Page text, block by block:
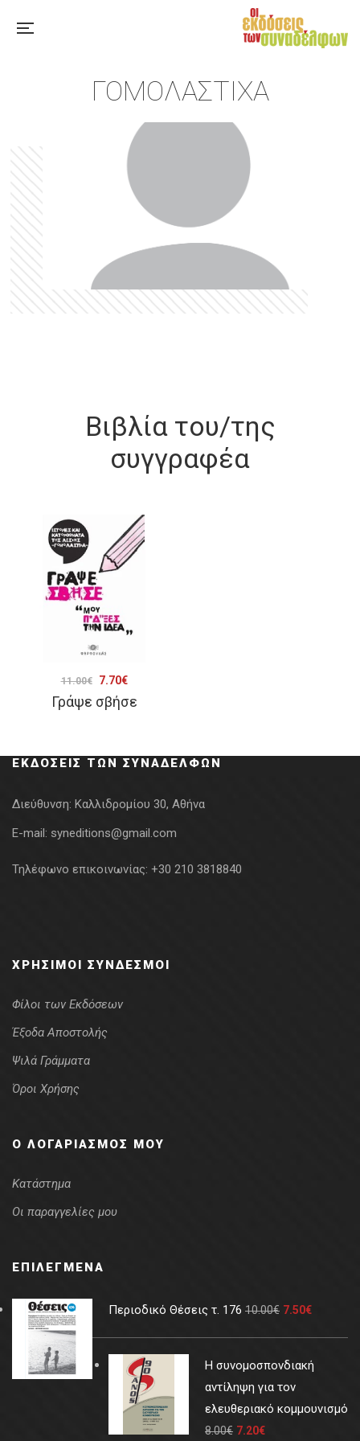
ΓΟΜΟΛΆΣΤΙΧΑ
Βιβλία του/της
συγγραφέα
Γράψε σβήσε
11.00€
Original
price
7.70€Η
τρέχουσα
7.70€.
ΕΚΔΌΣΕΙΣ ΤΩΝ ΣΥΝΑΔΈΛΦΩΝ
Διεύθυνση: Καλλιδρομίου 30, Αθήνα
E-mail: syneditions@gmail.com
Τηλέφωνο επικοινωνίας: +30 210 3818840
ΧΡΉΣΙΜΟΙ ΣΎΝΔΕΣΜΟΙ
Φίλοι των Εκδόσεων
Έξοδα Αποστολής
Ψιλά Γράμματα
Όροι Χρήσης
Ο ΛΟΓΑΡΙΑΣΜΌΣ ΜΟΥ
Κατάστημα
Οι παραγγελίες μου
ΕΠΙΛΕΓΜΈΝΑ
Περιοδικό Θέσεις τ. 176 10.00€ 7.50€
Η συνομοσπονδιακή
αντίληψη για τον
ελευθεριακό κομμουνισμό
8.00€ 7.20€